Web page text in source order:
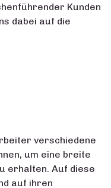
Kunden
dabei auf die
verschiedene
um eine breite
erhalten. Auf diese
auf ihren